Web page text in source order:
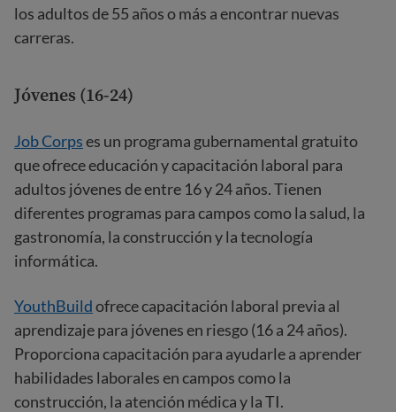
los adultos de 55 años o más a encontrar nuevas
carreras.
Jóvenes (16-24)
Job Corpses un programa gubernamental gratuito
que ofrece educación y capacitación laboral para
adultos jóvenes de entre 16 y 24 años. Tienen
diferentes programas para campos como la salud, la
gastronomía, la construcción y la tecnología
informática.
YouthBuildofrece capacitación laboral previa al
aprendizaje para jóvenes en riesgo (16 a 24 años).
Proporciona capacitación para ayudarle a aprender
habilidades laborales en campos como la
construcción, la atención médica y la TI.